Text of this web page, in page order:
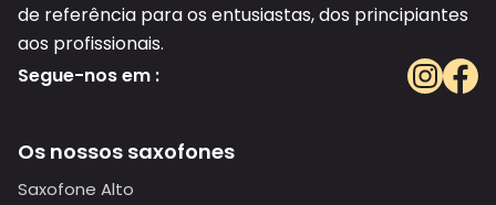
de referência para os entusiastas, dos principiantes
aos profissionais.
Segue-nos em :
Os nossos saxofones
Saxofone Alto